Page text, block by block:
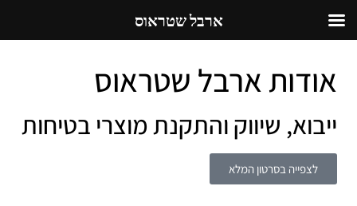
אודות ארבל שטראוס
ייבוא, שיווק והתקנת מוצרי בטיחות
לצפייה בסרטון המלא
ארבל שטראוס